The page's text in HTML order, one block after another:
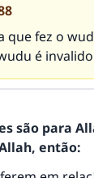
que fez o
wudu é
são para
então: